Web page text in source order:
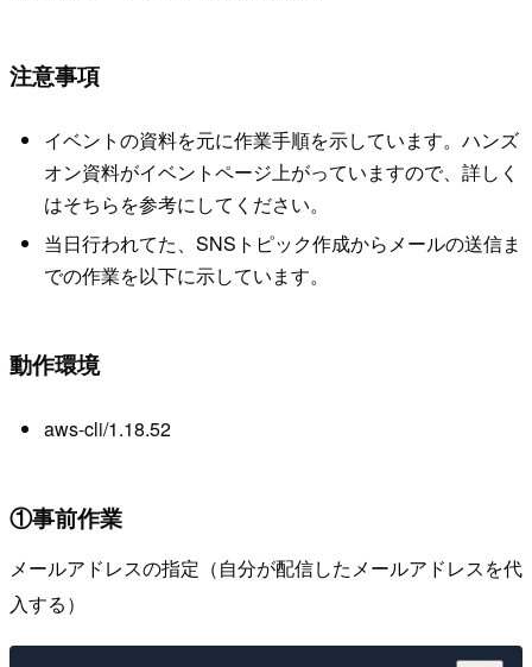
注意事項
イベントの資料を元に作業手順を示しています。ハンズ
オン資料がイベントページ上がっていますので、詳しく
はそちらを参考にしてください。
当日行われてた、SNSトピック作成からメールの送信ま
での作業を以下に示しています。
動作環境
aws-cli/1.18.52
①事前作業
メールアドレスの指定（自分が配信したメールアドレスを代
入する）